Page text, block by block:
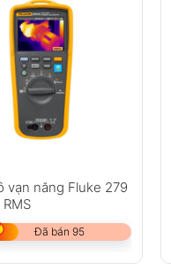
vạn năng Fluke 279
Đã bán 95